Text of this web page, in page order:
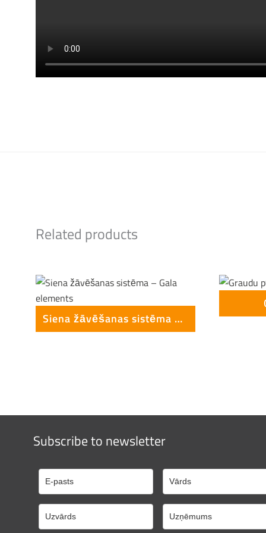
Related products
Siena žāvēšanas sistēma – Gala elements
Subscribe to newsletter